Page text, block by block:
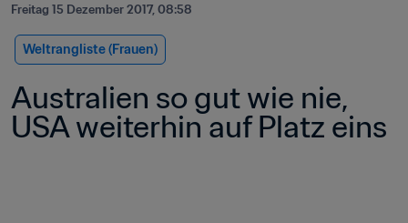
Freitag 15 Dezember 2017, 08:58
Weltrangliste (Frauen)
Australien so gut wie nie,
USA weiterhin auf Platz eins